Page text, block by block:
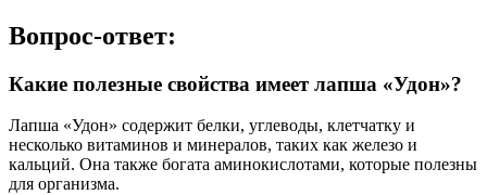
Вопрос-ответ:
Какие полезные свойства имеет лапша «Удон»?
Лапша «Удон» содержит белки, углеводы, клетчатку и
несколько витаминов и минералов, таких как железо и
кальций. Она также богата аминокислотами, которые полезны
для организма.